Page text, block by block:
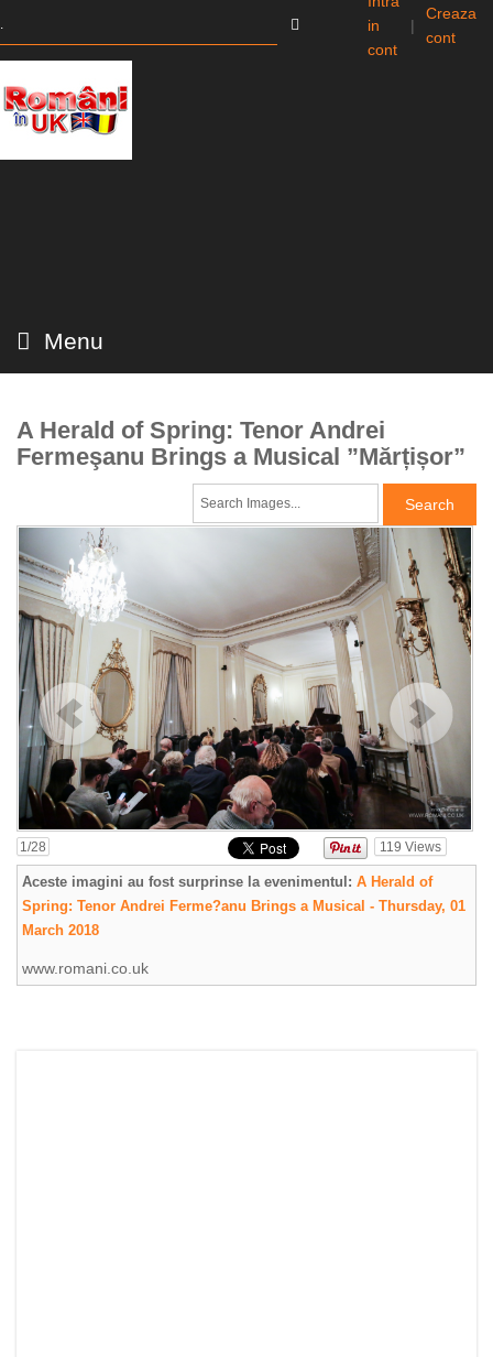
in
cont
|
Creaza
cont
Menu
A Herald of Spring: Tenor Andrei
Fermeşanu Brings a Musical ”Mărțișor”
1/28 119 Views
Aceste imagini au fost surprinse la evenimentul: A Herald of
Spring: Tenor Andrei Ferme?anu Brings a Musical - Thursday, 01
March 2018
www.romani.co.uk